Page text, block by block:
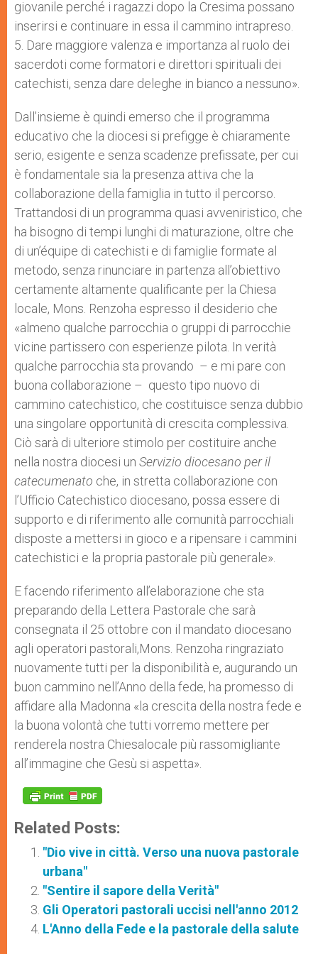
giovanile perché i ragazzi dopo la Cresima possano
inserirsi e continuare in essa il cammino intrapreso.
5. Dare maggiore valenza e importanza al ruolo dei
sacerdoti come formatori e direttori spirituali dei
catechisti, senza dare deleghe in bianco a nessuno».
Dall’insieme è quindi emerso che il programma
educativo che la diocesi si prefigge è chiaramente
serio, esigente e senza scadenze prefissate, per cui
è fondamentale sia la presenza attiva che la
collaborazione della famiglia in tutto il percorso.
Trattandosi di un programma quasi avveniristico, che
ha bisogno di tempi lunghi di maturazione, oltre che
di un’équipe di catechisti e di famiglie formate al
metodo, senza rinunciare in partenza all’obiettivo
certamente altamente qualificante per la Chiesa
locale, Mons. Renzoha espresso il desiderio che
«almeno qualche parrocchia o gruppi di parrocchie
vicine partissero con esperienze pilota. In verità
qualche parrocchia sta provando – e mi pare con
buona collaborazione – questo tipo nuovo di
cammino catechistico, che costituisce senza dubbio
una singolare opportunità di crescita complessiva.
Ciò sarà di ulteriore stimolo per costituire anche
nella nostra diocesi un Servizio diocesano per il
catecumenato che, in stretta collaborazione con
l’Ufficio Catechistico diocesano, possa essere di
supporto e di riferimento alle comunità parrocchiali
disposte a mettersi in gioco e a ripensare i cammini
catechistici e la propria pastorale più generale».
E facendo riferimento all’elaborazione che sta
preparando della Lettera Pastorale che sarà
consegnata il 25 ottobre con il mandato diocesano
agli operatori pastorali,Mons. Renzoha ringraziato
nuovamente tutti per la disponibilità e, augurando un
buon cammino nell’Anno della fede, ha promesso di
affidare alla Madonna «la crescita della nostra fede e
la buona volontà che tutti vorremo mettere per
renderela nostra Chiesalocale più rassomigliante
all’immagine che Gesù si aspetta».
Related Posts:
"Dio vive in città. Verso una nuova pastorale
urbana"
"Sentire il sapore della Verità"
Gli Operatori pastorali uccisi nell'anno 2012
L'Anno della Fede e la pastorale della salute